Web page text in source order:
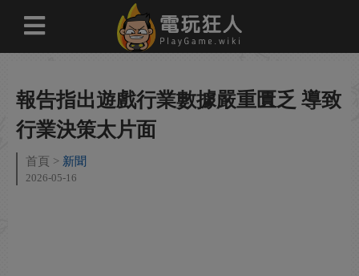
報告指出遊戲行業數據嚴重匱乏 導致
行業決策太片面
首頁 新聞
2026-05-16